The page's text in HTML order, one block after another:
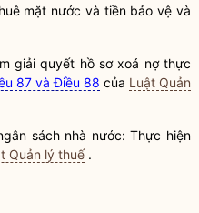
mặt nước và tiền bảo vệ và
giải quyết hồ sơ xoá nợ thực
87 và Điều 88 của Luật Quản
sách nhà nước: Thực hiện
Quản lý thuế.